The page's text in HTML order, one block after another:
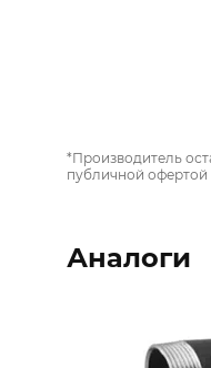
*Производитель
публичной офертой
Аналоги